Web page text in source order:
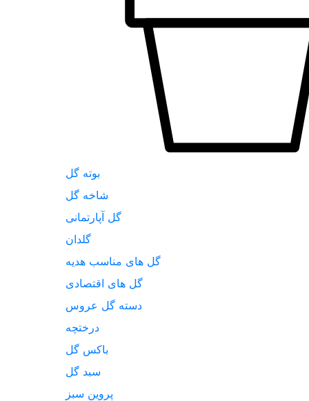
بوته گل
شاخه گل
گل آپارتمانی
گلدان
گل های مناسب هدیه
گل های اقتصادی
دسته گل عروس
درختچه
باکس گل
سبد گل
پروین سبز